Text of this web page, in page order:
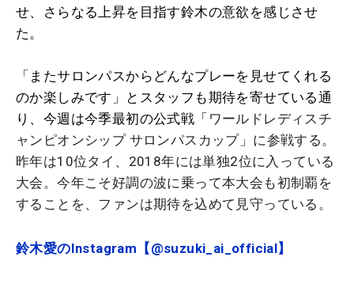
せ、さらなる上昇を目指す鈴木の意欲を感じさせ
た。
「 またサロンパスからどんなプレーを見せてくれる
のか楽しみです」とスタッフも期待を寄せている通
り、今週は今季最初の公式戦「 ワールドレディスチ
ャンピオンシップ サロンパスカップ」に参戦する。
昨年は10位タイ、2018年には単独2位に入っている
大会。今年こそ好調の波に乗って本大会も初制覇を
することを、ファンは期待を込めて見守っている。
鈴木愛のInstagram【@suzuki_ai_official】